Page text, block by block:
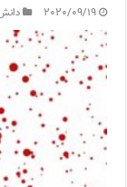
2020/09/19